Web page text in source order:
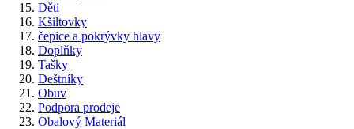
Děti
Kšiltovky
čepice a pokrývky hlavy
Doplňky
Tašky
Deštníky
Obuv
Podpora prodeje
Obalový Materiál